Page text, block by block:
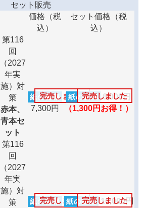
セット販売
価格（税
込）
セット価格（税
込）
第116
回
（2027
年実
施）対
策
赤本、
青本セ
ット
紙の書籍
7,300円
完売しました
紙の書籍
6,000円
（1,300円お得！）
完売しました
第116
回
（2027
年実
施）対
策
紙の書籍
完売しました
紙の書籍 10,000円
完売しました